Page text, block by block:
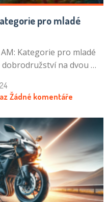
pro mladé
Kategorie pro mladé
dobrodružství na dvou …
Žádné komentáře